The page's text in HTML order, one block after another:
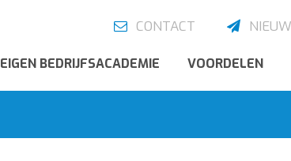
EIGEN BEDRIJFSACADEMIE VOORDELEN
CONTACT